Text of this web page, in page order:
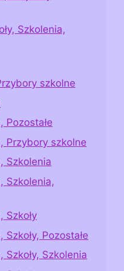
Szkolenia,
szkolne
Pozostałe
Przybory szkolne
Szkolenia
Szkolenia,
Szkoły
Pozostałe
Szkolenia